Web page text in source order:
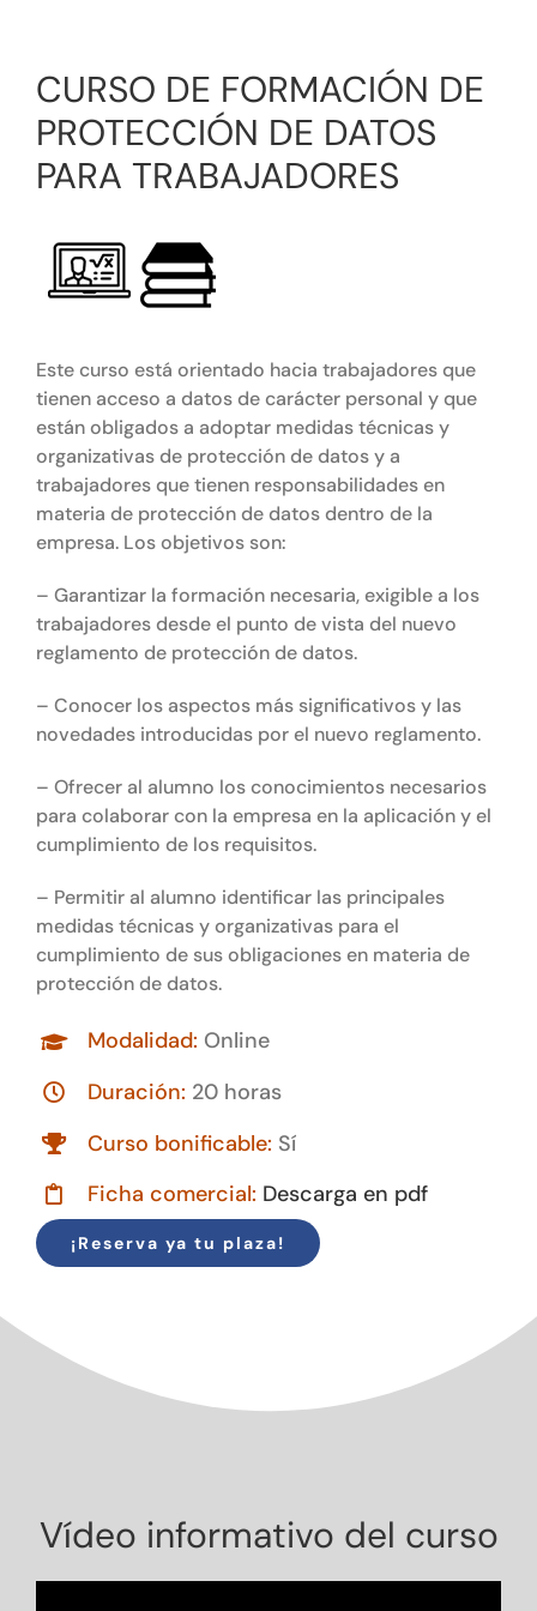
Contacto
CURSO DE FORMACIÓN DE
PROTECCIÓN DE DATOS
PARA TRABAJADORES
Este curso está orientado hacia trabajadores que
tienen acceso a datos de carácter personal y que
están obligados a adoptar medidas técnicas y
organizativas de protección de datos y a
trabajadores que tienen responsabilidades en
materia de protección de datos dentro de la
empresa. Los objetivos son:
– Garantizar la formación necesaria, exigible a los
trabajadores desde el punto de vista del nuevo
reglamento de protección de datos.
– Conocer los aspectos más significativos y las
novedades introducidas por el nuevo reglamento.
– Ofrecer al alumno los conocimientos necesarios
para colaborar con la empresa en la aplicación y el
cumplimiento de los requisitos.
– Permitir al alumno identificar las principales
medidas técnicas y organizativas para el
cumplimiento de sus obligaciones en materia de
protección de datos.
Modalidad: Online
Duración: 20 horas
Curso bonificable: Sí
Ficha comercial: Descarga en pdf
¡Reserva ya tu plaza!
Vídeo informativo del curso